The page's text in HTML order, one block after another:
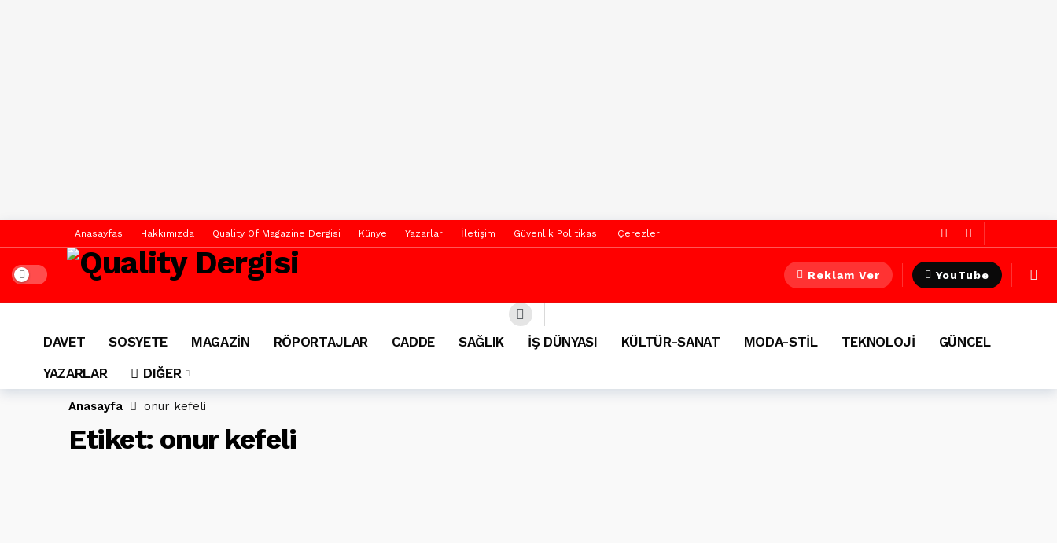
Anasayfas Hakkımızda Quality Of Magazine Dergisi Künye Yazarlar İletişim Güvenlik Politikası Çerezler
Dark mode Reklam Ver YouTube
DAVET SOSYETE MAGAZİN RÖPORTAJLAR CADDE SAĞLIK İŞ DÜNYASI KÜLTÜR-SANAT MODA-STİL TEKNOLOJİ
GÜNCEL
YAZARLAR
DIĞER
Anasayfa onur kefeli
Etiket: onur kefeli